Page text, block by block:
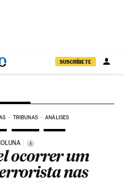
SUSCRÍBETE
TRIBUNAS ANÁLISES
i
ocorrer um
nas